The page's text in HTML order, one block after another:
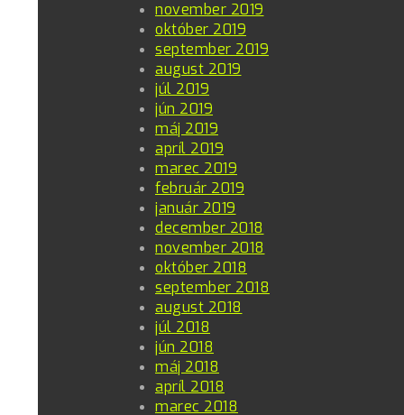
november 2019
október 2019
september 2019
august 2019
júl 2019
jún 2019
máj 2019
apríl 2019
marec 2019
február 2019
január 2019
december 2018
november 2018
október 2018
september 2018
august 2018
júl 2018
jún 2018
máj 2018
apríl 2018
marec 2018